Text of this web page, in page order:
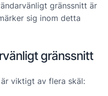
gränssnitt är
sig inom detta
gränssnitt
viktigt av flera skäl: